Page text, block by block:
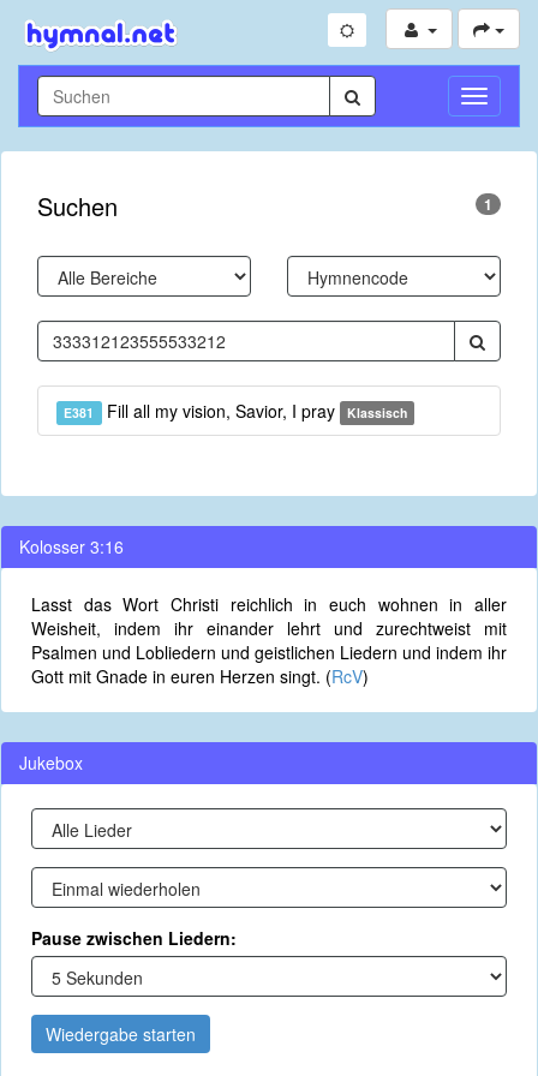
Suchen 1
E381 Fill all my vision, Savior, I pray Klassisch
Kolosser 3:16
Lasst das Wort Christi reichlich in euch wohnen in aller
Weisheit, indem ihr einander lehrt und zurechtweist mit
Psalmen und Lobliedern und geistlichen Liedern und indem ihr
Gott mit Gnade in euren Herzen singt. (RcV)
Jukebox
Pause zwischen Liedern:
Wiedergabe starten